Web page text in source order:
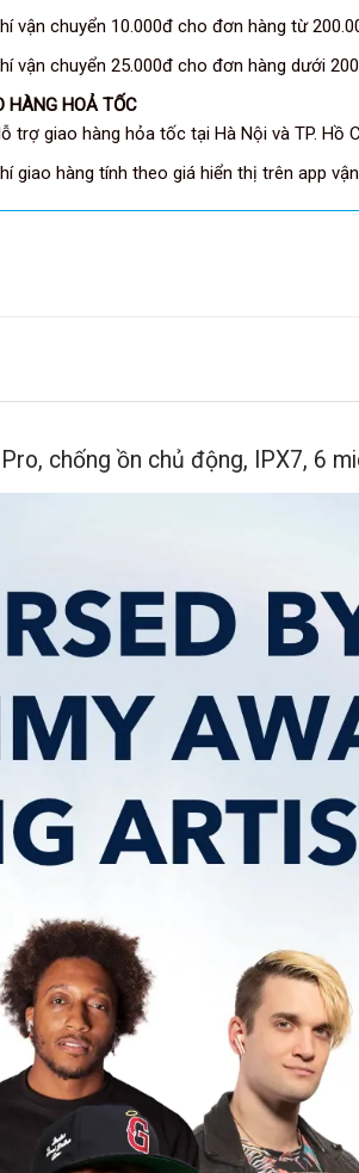
vận chuyển 10.000đ cho đơn hàng từ
vận chuyển 25.000đ cho đơn hàng dưới
HÀNG HOẢ TỐC
trợ giao hàng hỏa tốc tại Hà Nội và TP. Hồ
giao hàng tính theo giá hiển thị trên app vận
chống ồn chủ động, IPX7, 6